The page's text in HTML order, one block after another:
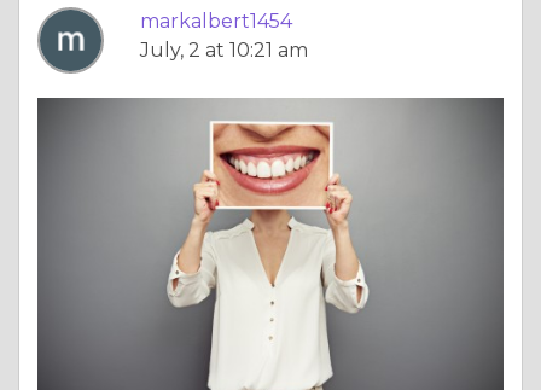
markalbert1454
July, 2 at 10:21 am